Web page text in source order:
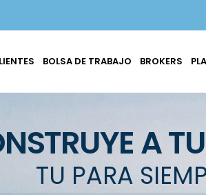
BOLSA DE TRABAJO BROKERS
A
TU PARA